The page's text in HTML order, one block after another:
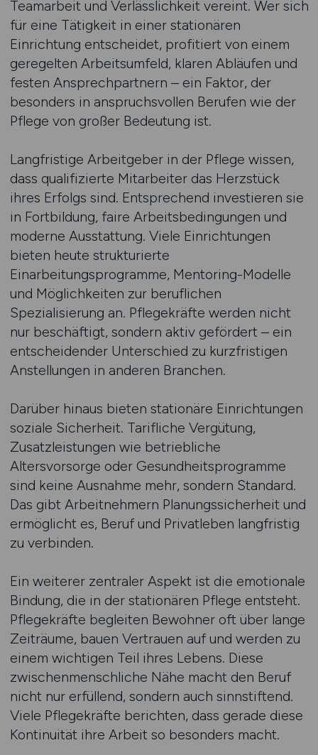
Teamarbeit und Verlässlichkeit vereint. Wer sich
für eine Tätigkeit in einer stationären
Einrichtung entscheidet, profitiert von einem
geregelten Arbeitsumfeld, klaren Abläufen und
festen Ansprechpartnern – ein Faktor, der
besonders in anspruchsvollen Berufen wie der
Pflege von großer Bedeutung ist.
Langfristige Arbeitgeber in der Pflege wissen,
dass qualifizierte Mitarbeiter das Herzstück
ihres Erfolgs sind. Entsprechend investieren sie
in Fortbildung, faire Arbeitsbedingungen und
moderne Ausstattung. Viele Einrichtungen
bieten heute strukturierte
Einarbeitungsprogramme, Mentoring-Modelle
und Möglichkeiten zur beruflichen
Spezialisierung an. Pflegekräfte werden nicht
nur beschäftigt, sondern aktiv gefördert – ein
entscheidender Unterschied zu kurzfristigen
Anstellungen in anderen Branchen.
Darüber hinaus bieten stationäre Einrichtungen
soziale Sicherheit. Tarifliche Vergütung,
Zusatzleistungen wie betriebliche
Altersvorsorge oder Gesundheitsprogramme
sind keine Ausnahme mehr, sondern Standard.
Das gibt Arbeitnehmern Planungssicherheit und
ermöglicht es, Beruf und Privatleben langfristig
zu verbinden.
Ein weiterer zentraler Aspekt ist die emotionale
Bindung, die in der stationären Pflege entsteht.
Pflegekräfte begleiten Bewohner oft über lange
Zeiträume, bauen Vertrauen auf und werden zu
einem wichtigen Teil ihres Lebens. Diese
zwischenmenschliche Nähe macht den Beruf
nicht nur erfüllend, sondern auch sinnstiftend.
Viele Pflegekräfte berichten, dass gerade diese
Kontinuität ihre Arbeit so besonders macht.